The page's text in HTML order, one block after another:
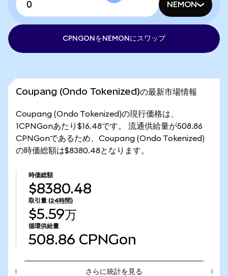
NEMON
CPNGONをNEMONにスワップ
Coupang (Ondo Tokenized)の最新市場情報
Coupang (Ondo Tokenized)の現行価格は、
1CPNGonあたり$16.48です。 流通供給量が508.86
CPNGonであるため、Coupang (Ondo Tokenized)
の時価総額は$8380.48となります。
時価総額
$8380.48
取引量 (24時間)
$5.59万
循環供給量
508.86 CPNGon
さらに統計を見る